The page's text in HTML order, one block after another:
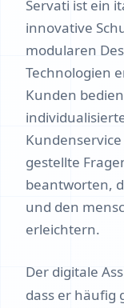
Servati ist ein
innovative
modularen
Technologien
Kunden
gestellte
beantworten,
und den
erleichtern.
Der digitale
dass er häufig